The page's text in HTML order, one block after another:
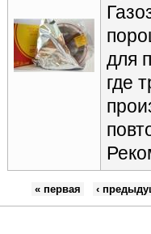
для
где
« первая ‹